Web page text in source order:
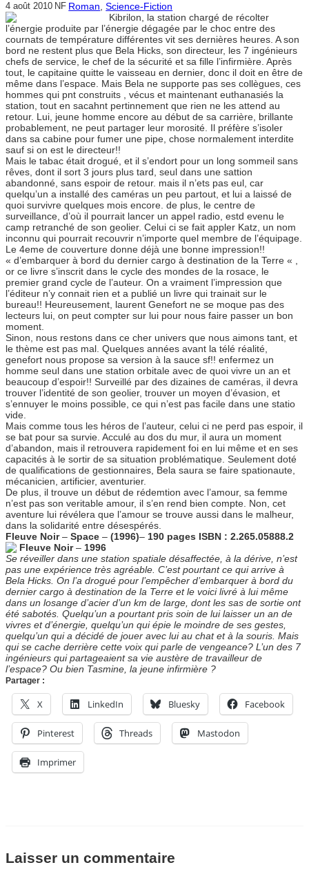
4 août 2010 NF Roman, Science-Fiction
Kibrilon, la station chargé de récolter
l’énergie produite par l’énergie dégagée par le choc entre des
cournats de température différentes vit ses dernières heures. A son
bord ne restent plus que Bela Hicks, son directeur, les 7 ingénieurs
chefs de service, le chef de la sécurité et sa fille l’infirmière. Après
tout, le capitaine quitte le vaisseau en dernier, donc il doit en être de
même dans l’espace. Mais Bela ne supporte pas ses collègues, ces
hommes qui pnt construits , vécus et maintenant euthanasiés la
station, tout en sacahnt pertinnement que rien ne les attend au
retour. Lui, jeune homme encore au début de sa carrière, brillante
probablement, ne peut partager leur morosité. Il préfère s’isoler
dans sa cabine pour fumer une pipe, chose normalement interdite
sauf si on est le directeur!!
Mais le tabac était drogué, et il s’endort pour un long sommeil sans
rêves, dont il sort 3 jours plus tard, seul dans une sattion
abandonné, sans espoir de retour. mais il n’ets pas eul, car
quelqu’un a installé des caméras un peu partout, et lui a laissé de
quoi survivre quelques mois encore. de plus, le centre de
surveillance, d’où il pourrait lancer un appel radio, estd evenu le
camp retranché de son geolier. Celui ci se fait appler Katz, un nom
inconnu qui pourrait recouvrir n’importe quel membre de l’équipage.
Le 4eme de couverture donne déjà une bonne impression!!
« d’embarquer à bord du dernier cargo à destination de la Terre « ,
or ce livre s’inscrit dans le cycle des mondes de la rosace, le
premier grand cycle de l’auteur. On a vraiment l’impression que
l’éditeur n’y connait rien et a publié un livre qui trainait sur le
bureau!! Heureusement, laurent Genefort ne se moque pas des
lecteurs lui, on peut compter sur lui pour nous faire passer un bon
moment.
Sinon, nous restons dans ce cher univers que nous aimons tant, et
le thème est pas mal. Quelques années avant la télé réalité,
genefort nous propose sa version à la sauce sf!! enfermez un
homme seul dans une station orbitale avec de quoi vivre un an et
beaucoup d’espoir!! Surveillé par des dizaines de caméras, il devra
trouver l’identité de son geolier, trouver un moyen d’évasion, et
s’ennuyer le moins possible, ce qui n’est pas facile dans une statio
vide.
Mais comme tous les héros de l’auteur, celui ci ne perd pas espoir, il
se bat pour sa survie. Acculé au dos du mur, il aura un moment
d’abandon, mais il retrouvera rapidement foi en lui même et en ses
capacités à le sortir de sa situation problématique. Seulement doté
de qualifications de gestionnaires, Bela saura se faire spationaute,
mécanicien, artificier, aventurier.
De plus, il trouve un début de rédemtion avec l’amour, sa femme
n’est pas son veritable amour, il s’en rend bien compte. Non, cet
aventure lui révélera que l’amour se trouve aussi dans le malheur,
dans la solidarité entre désespérés.
Fleuve Noir– Space – (1996)– 190 pages ISBN : 2.265.05888.2
Fleuve Noir– 1996
Se réveiller dans une station spatiale désaffectée, à la dérive, n’est
pas une expérience très agréable. C’est pourtant ce qui arrive à
Bela Hicks. On l’a drogué pour l’empêcher d’embarquer à bord du
dernier cargo à destination de la Terre et le voici livré à lui même
dans un losange d’acier d’un km de large, dont les sas de sortie ont
été sabotés. Quelqu’un a pourtant pris soin de lui laisser un an de
vivres et d’énergie, quelqu’un qui épie le moindre de ses gestes,
quelqu’un qui a décidé de jouer avec lui au chat et à la souris. Mais
qui se cache derrière cette voix qui parle de vengeance? L’un des 7
ingénieurs qui partageaient sa vie austère de travailleur de
l’espace? Ou bien Tasmine, la jeune infirmière ?
Partager :
X LinkedIn Bluesky Facebook
Pinterest Threads Mastodon
Imprimer
Laisser un commentaire